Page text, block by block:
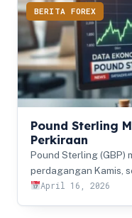
BERITA FOREX
Pound Sterling
Perkiraan
Pound Sterling (GBP)
perdagangan Kamis,
April 16, 2026